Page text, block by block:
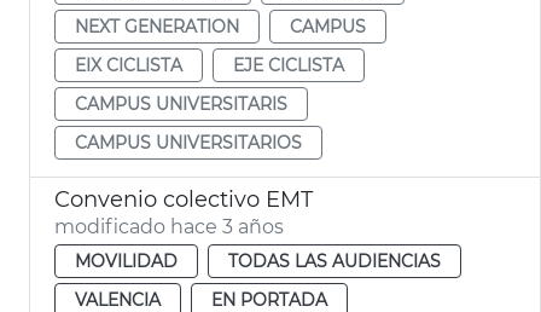
NEXT GENERATION
CAMPUS
EIX CICLISTA
EJE CICLISTA
CAMPUS UNIVERSITARIS
CAMPUS UNIVERSITARIOS
Convenio colectivo EMT
modificado hace 3 años
MOVILIDAD
TODAS LAS AUDIENCIAS
VALENCIA
EN PORTADA